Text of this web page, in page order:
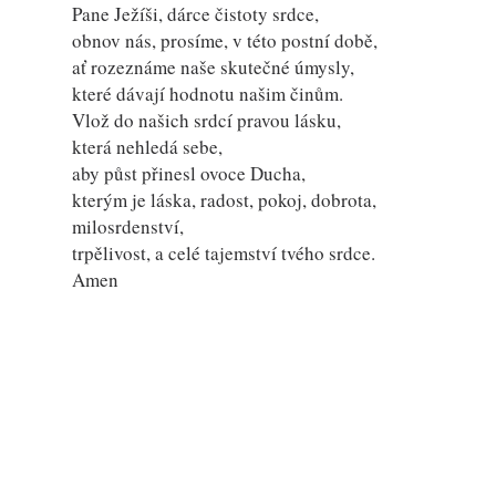
Pane Ježíši, dárce čistoty srdce,
obnov nás, prosíme, v této postní době,
ať rozeznáme naše skutečné úmysly,
které dávají hodnotu našim činům.
Vlož do našich srdcí pravou lásku,
která nehledá sebe,
aby půst přinesl ovoce Ducha,
kterým je láska, radost, pokoj, dobrota,
milosrdenství,
trpělivost, a celé tajemství tvého srdce.
Amen